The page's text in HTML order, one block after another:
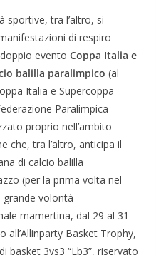
sportive, tra l’altro, si
di respiro
evento Coppa Italia e
balilla paralimpico (al
Italia e Supercoppa
Paralimpica
proprio nell’ambito
che, tra l’altro, anticipa il
di calcio balilla
(per la prima volta nel
grande volontà
mamertina, dal 29 al 31
all’Allinparty Basket Trophy,
basket 3vs3 “Lb3”, riservato